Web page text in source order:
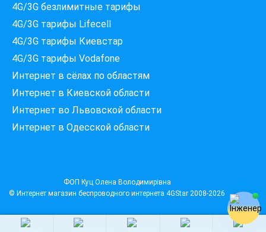
4G/3G безлимитные тарифы
4G/3G тарифы Lifecell
4G/3G тарифы Киевстар
4G/3G тарифы Vodafone
Интернет в сёлах по областям
Интернет в Киевской области
Интернет во Львовской области
Интернет в Одесской области
ФОП Куц Олена Володимирівна
© Интернет магазин беспроводного интернета 4GStar 2008-2026
Які провайдери працюють
за вашою адресою?
Перевірте доступність інтернету за 30 секунд
375+ провайдерів в базі
Введіть вашу адресу
Місто, вулиця та номер будинку